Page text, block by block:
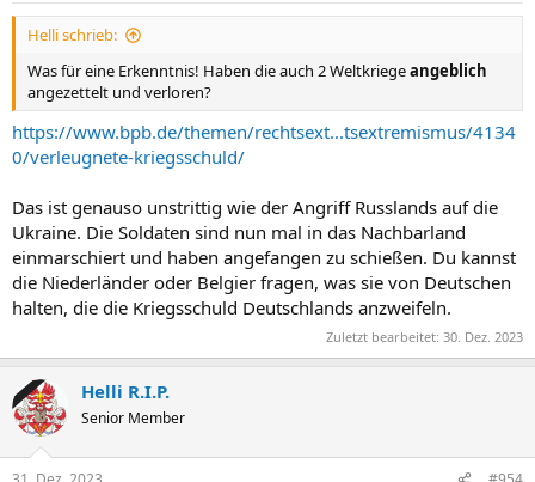
Helli schrieb:
Was für eine Erkenntnis! Haben die auch 2 Weltkriegeangeblich
angezettelt und verloren?
https://www.bpb.de/themen/rechtsext...tsextremismus/4134
0/verleugnete-kriegsschuld/
Das ist genauso unstrittig wie der Angriff Russlands auf die
Ukraine. Die Soldaten sind nun mal in das Nachbarland
einmarschiert und haben angefangen zu schießen. Du kannst
die Niederländer oder Belgier fragen, was sie von Deutschen
halten, die die Kriegsschuld Deutschlands anzweifeln.
Zuletzt bearbeitet: 30. Dez. 2023
Helli R.I.P.
Senior Member